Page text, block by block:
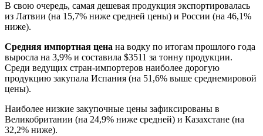
В свою очередь, самая дешевая продукция экспортировалась
из Латвии (на 15,7% ниже средней цены) и России (на 46,1%
ниже).
Средняя импортная цена на водку по итогам прошлого года
выросла на 3,9% и составила $3511 за тонну продукции.
Среди ведущих стран-импортеров наиболее дорогую
продукцию закупала Испания (на 51,6% выше среднемировой
цены).
Наиболее низкие закупочные цены зафиксированы в
Великобритании (на 24,9% ниже средней) и Казахстане (на
32,2% ниже).